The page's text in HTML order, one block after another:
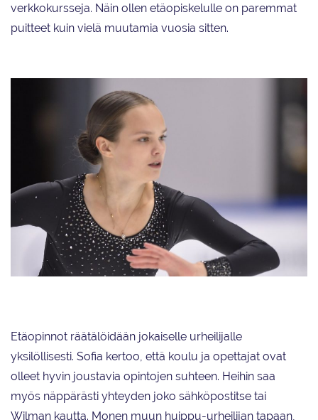
verkkokursseja. Näin ollen etäopiskelulle on paremmat
puitteet kuin vielä muutamia vuosia sitten.
Etäopinnot räätälöidään jokaiselle urheilijalle
yksilöllisesti. Sofia kertoo, että koulu ja opettajat ovat
olleet hyvin joustavia opintojen suhteen. Heihin saa
myös näppärästi yhteyden joko sähköpostitse tai
Wilman kautta. Monen muun huippu-urheilijan tapaan,